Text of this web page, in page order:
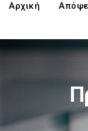
Αρχική